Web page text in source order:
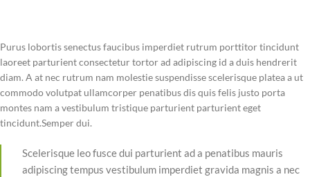
Purus lobortis senectus faucibus imperdiet rutrum porttitor tincidunt
laoreet parturient consectetur tortor ad adipiscing id a duis hendrerit
diam. A at nec rutrum nam molestie suspendisse scelerisque platea a ut
commodo volutpat ullamcorper penatibus dis quis felis justo porta
montes nam a vestibulum tristique parturient parturient eget
tincidunt.Semper dui.
Scelerisque leo fusce dui parturient ad a penatibus mauris
adipiscing tempus vestibulum imperdiet gravida magnis a nec